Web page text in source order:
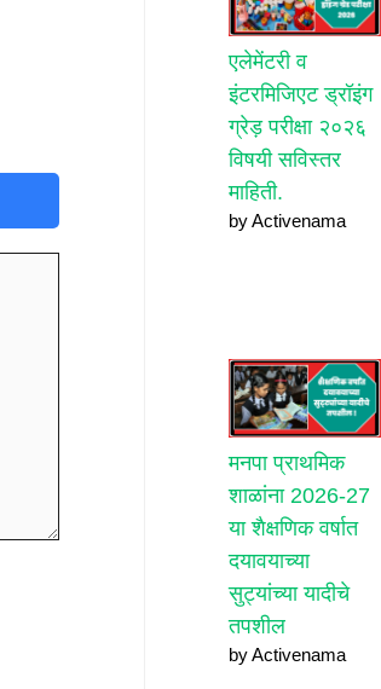
एलेमेंटरी व
इंटरमिजिएट ड्रॉइंग
ग्रेड़ परीक्षा २०२६
विषयी सविस्तर
माहिती.
by Activenama
मनपा प्राथमिक
शाळांना 2026-27
या शैक्षणिक वर्षात
दयावयाच्या
सुट्यांच्या यादीचे
तपशील
by Activenama